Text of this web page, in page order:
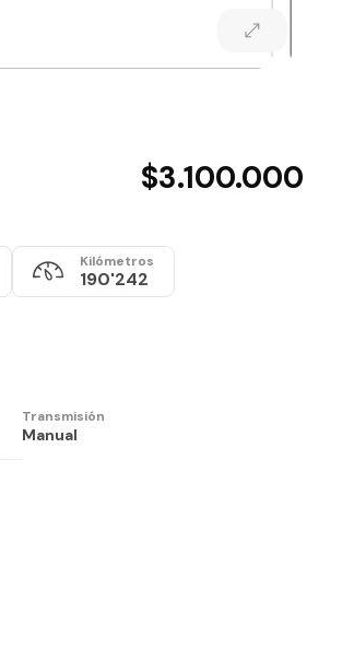
$3.100.000
Kilómetros
190'242
Transmisión
Manual